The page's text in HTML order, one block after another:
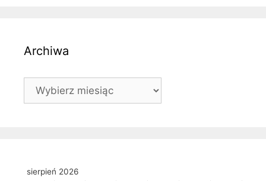
Archiwa
Archiwa
sierpień 2026